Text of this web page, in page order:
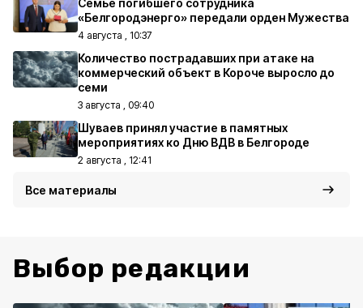
Семье погибшего сотрудника
«Белгородэнерго» передали орден Мужества
4 августа , 10:37
Количество пострадавших при атаке на
коммерческий объект в Короче выросло до
семи
3 августа , 09:40
Шуваев принял участие в памятных
мероприятиях ко Дню ВДВ в Белгороде
2 августа , 12:41
Все материалы
Выбор редакции